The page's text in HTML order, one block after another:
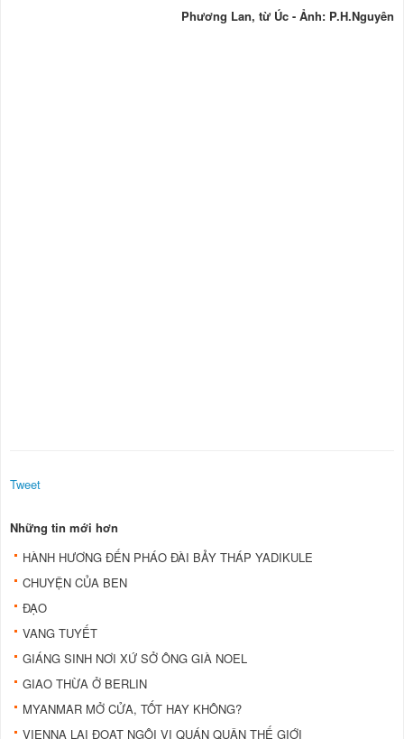
Phương Lan, từ Úc - Ảnh: P.H.Nguyên
Tweet
Những tin mới hơn
HÀNH HƯƠNG ĐẾN PHÁO ĐÀI BẢY THÁP YADIKULE
CHUYỆN CỦA BEN
ĐẠO
VANG TUYẾT
GIÁNG SINH NƠI XỨ SỞ ÔNG GIÀ NOEL
GIAO THỪA Ở BERLIN
MYANMAR MỞ CỬA, TỐT HAY KHÔNG?
VIENNA LẠI ĐOẠT NGÔI VỊ QUÁN QUÂN THẾ GIỚI